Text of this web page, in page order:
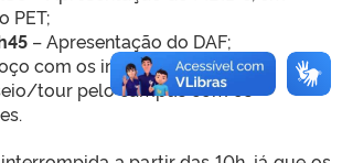
PET;
– Apresentação do DAF;
com os ingressantes;
tour pelo campus com os